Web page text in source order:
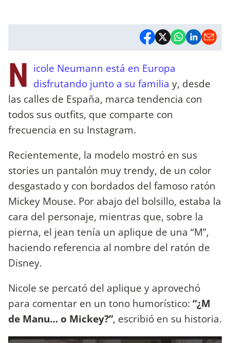
N icole Neumann está en Europa
disfrutando junto a su familia y, desde
las calles de España, marca tendencia con
todos sus outfits, que comparte con
frecuencia en su Instagram.
Recientemente, la modelo mostró en sus
stories un pantalón muy trendy, de un color
desgastado y con bordados del famoso ratón
Mickey Mouse. Por abajo del bolsillo, estaba la
cara del personaje, mientras que, sobre la
pierna, el jean tenía un aplique de una “M”,
haciendo referencia al nombre del ratón de
Disney.
Nicole se percató del aplique y aprovechó
para comentar en un tono humorístico: “¿M
de Manu… o Mickey?”, escribió en su historia.